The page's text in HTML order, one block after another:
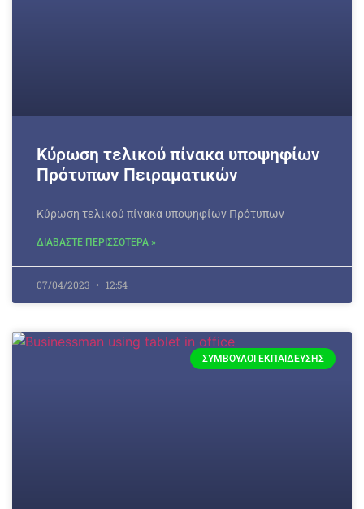
Κύρωση τελικού πίνακα υποψηφίων
Πρότυπων Πειραματικών
Κύρωση τελικού πίνακα υποψηφίων Πρότυπων
ΔΙΑΒΑΣΤΕ ΠΕΡΙΣΣΟΤΕΡΑ »
07/04/2023 12:54
ΣΎΜΒΟΥΛΟΙ ΕΚΠΑΊΔΕΥΣΗΣ